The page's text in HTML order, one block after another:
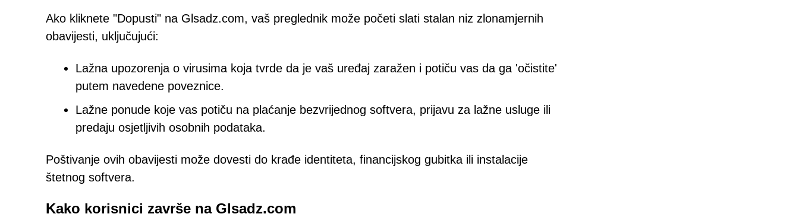
Ako kliknete "Dopusti" na Glsadz.com, vaš preglednik može početi slati stalan niz zlonamjernih
obavijesti, uključujući:
Lažna upozorenja o virusima koja tvrde da je vaš uređaj zaražen i potiču vas da ga 'očistite'
putem navedene poveznice.
Lažne ponude koje vas potiču na plaćanje bezvrijednog softvera, prijavu za lažne usluge ili
predaju osjetljivih osobnih podataka.
Poštivanje ovih obavijesti može dovesti do krađe identiteta, financijskog gubitka ili instalacije
štetnog softvera.
Kako korisnici završe na Glsadz.com